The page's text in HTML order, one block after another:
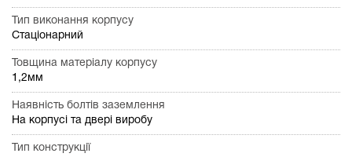
Тип виконання корпусу
Стаціонарний
Товщина матеріалу корпусу
1,2мм
Наявність болтів заземлення
На корпусі та двері виробу
Тип конструкції